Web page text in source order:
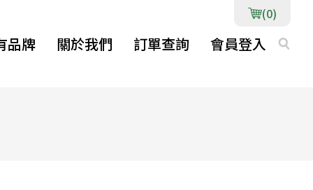
品牌 關於我們 訂單查詢 會員登入
(0)